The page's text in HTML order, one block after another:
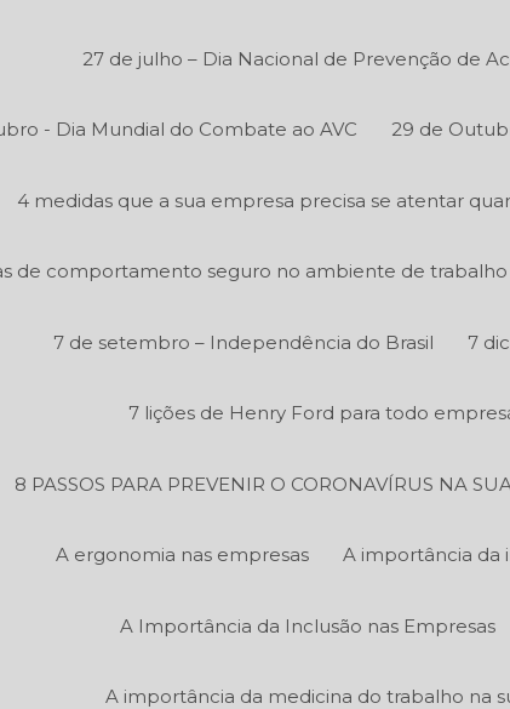
27 de julho – Dia Nacional de Prevenção de
- Dia Mundial do Combate ao AVC 29 de
4 medidas que a sua empresa precisa se atentar
de comportamento seguro no ambiente de trabalho
7 de setembro – Independência do Brasil 7
7 lições de Henry Ford para todo
8 PASSOS PARA PREVENIR O CORONAVÍRUS NA
A ergonomia nas empresas A importância da
A Importância da Inclusão nas Empresas
A importância da medicina do trabalho na